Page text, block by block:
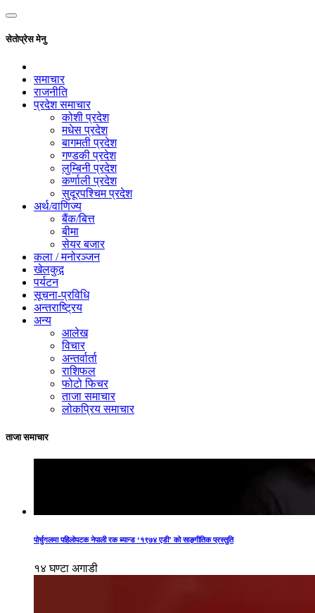
सेतोप्रेस मेनु
समाचार
राजनीति
प्रदेश समाचार
कोशी प्रदेश
मधेस प्रदेश
बागमती प्रदेश
गण्डकी प्रदेश
लुम्बिनी प्रदेश
कर्णाली प्रदेश
सुदूरपश्चिम प्रदेश
अर्थ/वाणिज्य
बैंक/बित्त
बीमा
सेयर बजार
कला / मनोरञ्जन
खेलकुद़़
पर्यटन
सूचना-प्रविधि
अन्तराष्ट्रिय
अन्य
आलेख
विचार
अन्तर्वार्ता
राशिफल
फोटो फिचर
ताजा समाचार
लोकप्रिय समाचार
ताजा समाचार
पोर्चुगलमा पहिलोपटक नेपाली रक ब्यान्ड ‘१९७४ एडी’ को साङ्गीतिक प्रस्तुति
१४ घण्टा अगाडी